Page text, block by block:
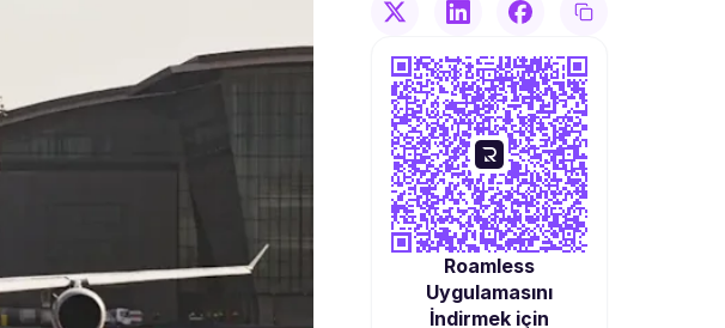
Roamless
Uygulamasını
İndirmek için